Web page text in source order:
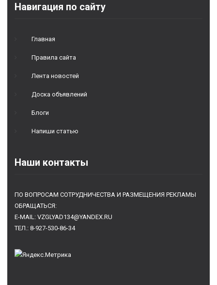
Навигация по сайту
Главная
Правила сайта
Лента новостей
Доска объявлений
Блоги
Напиши статью
Наши контакты
ПО ВОПРОСАМ СОТРУДНИЧЕСТВА И РАЗМЕЩЕНИЯ РЕКЛАМЫ
ОБРАЩАТЬСЯ:
E-MAIL: VZGLYAD134@YANDEX.RU
ТЕЛ.: 8-927-530-86-34